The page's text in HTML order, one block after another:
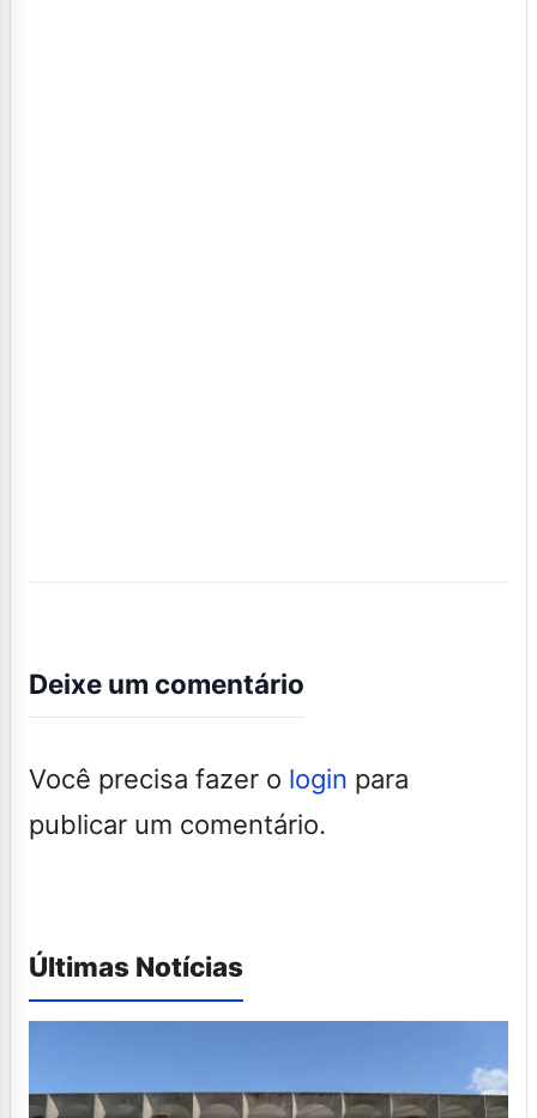
Deixe um comentário
Você precisa fazer o login para
publicar um comentário.
Últimas Notícias